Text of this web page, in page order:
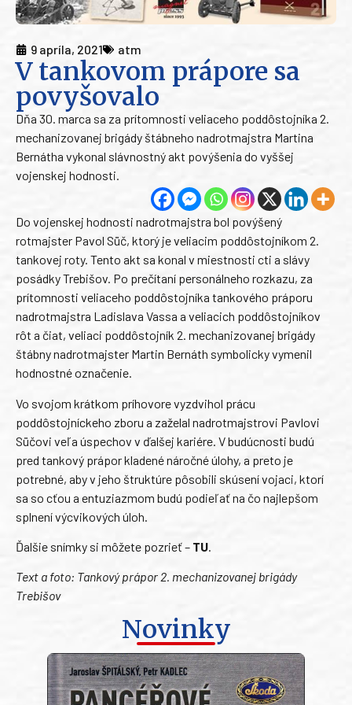
9 apríla, 2021 atm
V tankovom prápore sa
povyšovalo
Dňa 30. marca sa za prítomnosti veliaceho poddôstojníka 2.
mechanizovanej brigády štábneho nadrotmajstra Martina
Bernátha vykonal slávnostný akt povýšenia do vyššej
vojenskej hodnosti.
Do vojenskej hodnosti nadrotmajstra bol povýšený
rotmajster Pavol Süč, ktorý je veliacim poddôstojníkom 2.
tankovej roty. Tento akt sa konal v miestnosti cti a slávy
posádky Trebišov. Po prečítaní personálneho rozkazu, za
prítomnosti veliaceho poddôstojníka tankového práporu
nadrotmajstra Ladislava Vassa a veliacich poddôstojníkov
rôt a čiat, veliaci poddôstojník 2. mechanizovanej brigády
štábny nadrotmajster Martin Bernáth symbolicky vymenil
hodnostné označenie.
Vo svojom krátkom príhovore vyzdvihol prácu
poddôstojníckeho zboru a zaželal nadrotmajstrovi Pavlovi
Süčovi veľa úspechov v ďalšej kariére. V budúcnosti budú
pred tankový prápor kladené náročné úlohy, a preto je
potrebné, aby v jeho štruktúre pôsobili skúsení vojaci, ktorí
sa so cťou a entuziazmom budú podieľať na čo najlepšom
splnení výcvikových úloh.
Ďalšie snímky si môžete pozrieť – TU.
Text a foto: Tankový prápor 2. mechanizovanej brigády
Trebišov
Novinky